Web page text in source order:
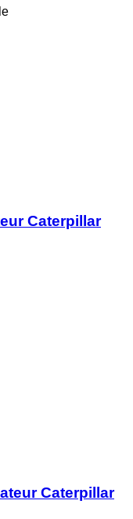
Caterpillar
Caterpillar